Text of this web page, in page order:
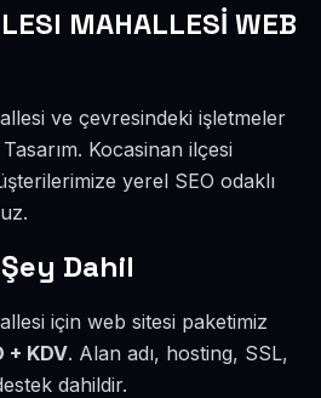
MAHALLESİ WEB
ve çevresindeki işletmeler
Kocasinan ilçesi
yerel SEO odaklı
Dahil
için web sitesi paketimiz
+ KDV. Alan adı, hosting, SSL,
dahildir.